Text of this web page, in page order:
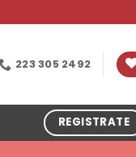
223 305 2492
REGISTRATE